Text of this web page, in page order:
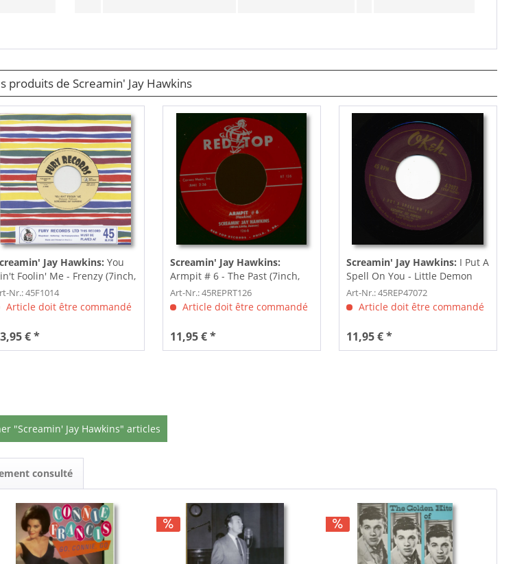
produits de Screamin' Jay Hawkins
Jay Hawkins: You
Foolin' Me - Frenzy (7inch,
Nr.: 45F1014
Article doit être commandé
€ *
Screamin' Jay Hawkins:
Armpit # 6 - The Past (7inch,
45rpm)
Art-Nr.: 45REPRT126
Article doit être commandé
11,95 € *
Screamin' Jay Hawkins: I Put A
Spell On You - Little Demon
(7inch, 45rpm)
Art-Nr.: 45REP47072
Article doit être commandé
11,95 € *
"Screamin' Jay Hawkins" articles
consulté